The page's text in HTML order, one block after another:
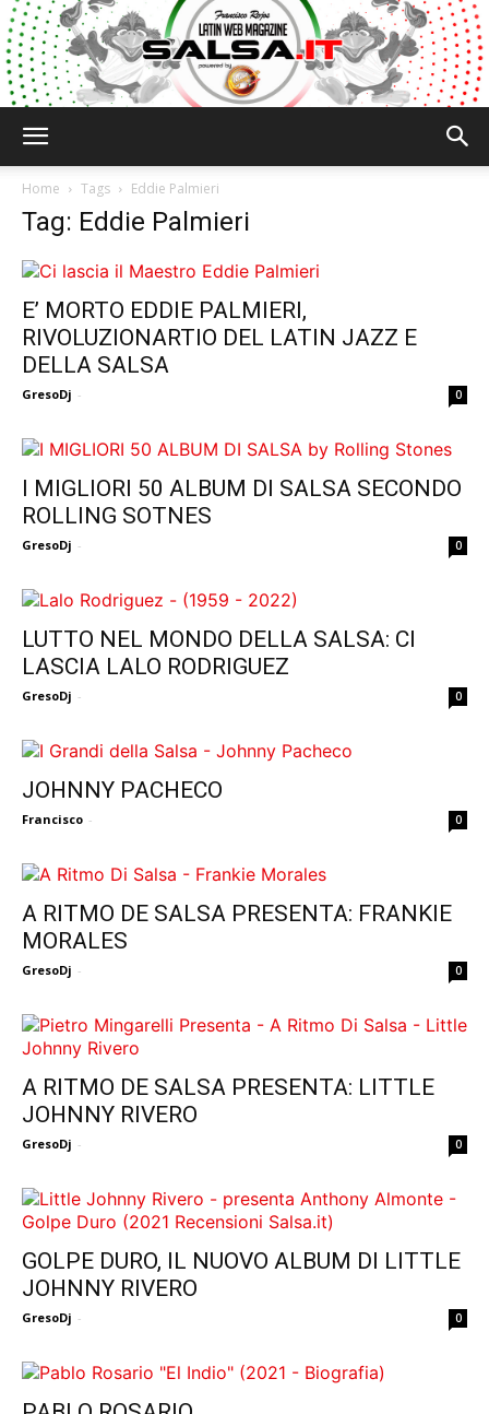
Home Tags Eddie Palmieri
Tag: Eddie Palmieri
E’ MORTO EDDIE PALMIERI,
RIVOLUZIONARTIO DEL LATIN JAZZ E
DELLA SALSA
GresoDj - 0
I MIGLIORI 50 ALBUM DI SALSA SECONDO
ROLLING SOTNES
GresoDj - 0
LUTTO NEL MONDO DELLA SALSA: CI
LASCIA LALO RODRIGUEZ
GresoDj - 0
JOHNNY PACHECO
Francisco - 0
A RITMO DE SALSA PRESENTA: FRANKIE
MORALES
GresoDj - 0
A RITMO DE SALSA PRESENTA: LITTLE
JOHNNY RIVERO
GresoDj - 0
GOLPE DURO, IL NUOVO ALBUM DI LITTLE
JOHNNY RIVERO
GresoDj - 0